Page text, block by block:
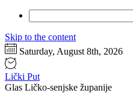
Skip to the content
Saturday, August 8th, 2026
Lički Put
Glas Ličko-senjske županije